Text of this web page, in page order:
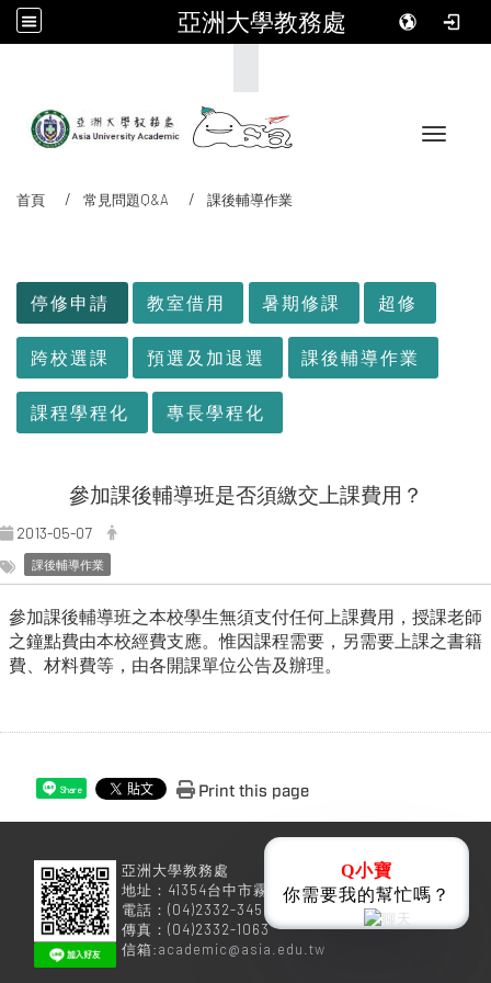
亞洲大學教務處
Toggle
首頁 常見問題Q&A 課後輔導作業
停修申請 教室借用 暑期修課 超修
跨校選課 預選及加退選 課後輔導作業
課程學程化 專長學程化
參加課後輔導班是否須繳交上課費用？
2013-05-07
課後輔導作業
參加課後輔導班之本校學生無須支付任何上課費用，授課老師
之鐘點費由本校經費支應。惟因課程需要，另需要上課之書籍
費、材料費等，由各開課單位公告及辦理。
Share Print this page
亞洲大學教務處
地址：41354台中市霧峰區柳豐路500號
電話：(04)2332-3456
傳真：(04)2332-1063
信箱:academic@asia.edu.tw
Q小寶
你需要我的幫忙嗎？